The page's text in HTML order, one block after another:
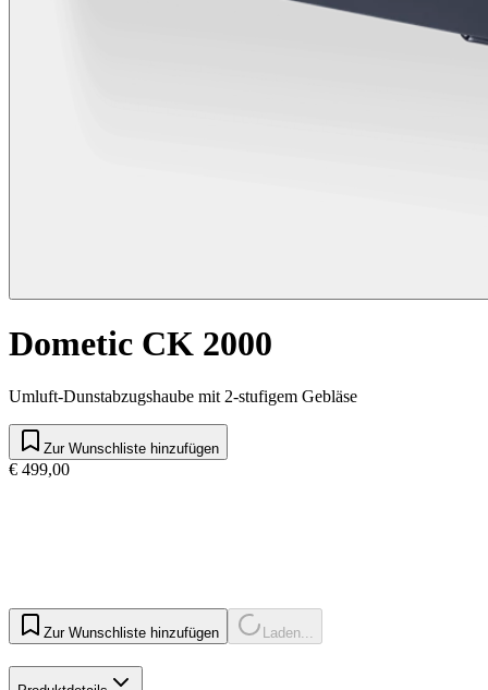
Dometic CK 2000
Umluft-Dunstabzugshaube mit 2-stufigem Gebläse
Zur Wunschliste hinzufügen
€ 499,00
Zur Wunschliste hinzufügen Laden...